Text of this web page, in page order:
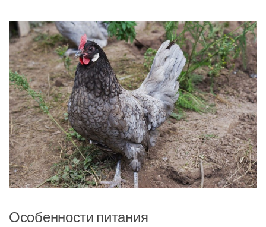
Особенности питания